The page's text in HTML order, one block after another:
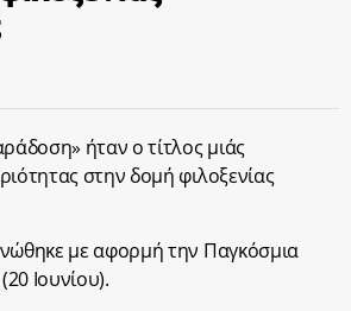
ήταν ο τίτλος μιάς
στην δομή φιλοξενίας
με αφορμή την Παγκόσμια
Ιουνίου).